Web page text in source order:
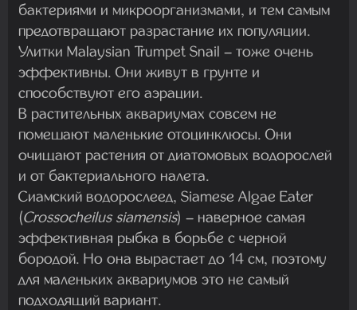
бактериями и микроорганизмами, и тем самым
предотвращают разрастание их популяции.
Улитки Malaysian Trumpet Snail – тоже очень
эффективны. Они живут в грунте и
способствуют его аэрации.
В растительных аквариумах совсем не
помешают маленькие отоцинклюсы. Они
очищают растения от диатомовых водорослей
и от бактериального налета.
Сиамский водорослеед, Siamese Algae Eater
(Crossocheilus siamensis) – наверное самая
эффективная рыбка в борьбе с черной
бородой. Но она вырастает до 14 см, поэтому
для маленьких аквариумов это не самый
подходящий вариант.